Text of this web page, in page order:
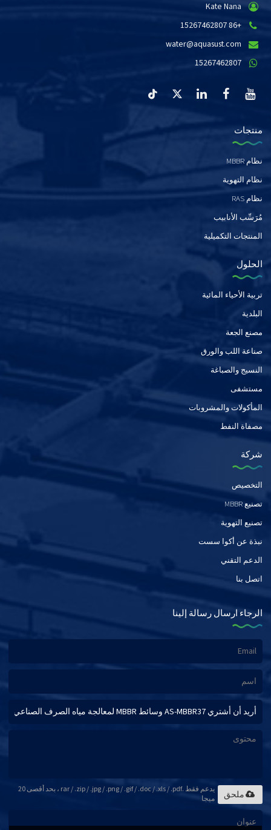
Kate Nana
+86 15267462807
water@aquasust.com
15267462807
منتجات
نظام MBBR
نظام التهوية
نظام RAS
مُرَسِّب الأنابيب
المنتجات التكميلية
الحلول
تربية الأحياء المائية
البلدية
مصنع الجعة
صناعة اللب والورق
النسيج والصباغة
مستشفى
المأكولات والمشروبات
مصفاة النفط
شركة
التخصيص
تصنيع MBBR
تصنيع التهوية
نبذة عن أكوا سست
الدعم التقني
اتصل بنا
الرجاء ارسال رسالة إلينا
يدعم فقط .rar / .zip / .jpg / .png / .gif / .doc / .xls / .pdf ، بحد أقصى 20
ميجا
ملحق